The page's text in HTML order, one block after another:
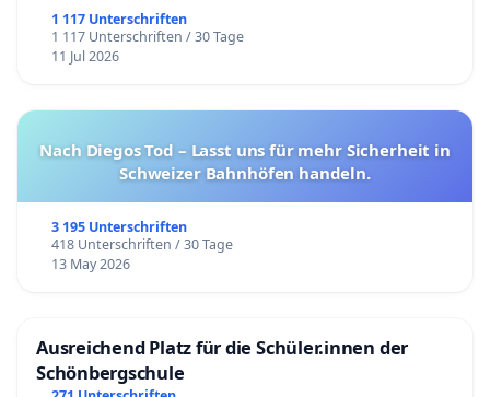
1 117 Unterschriften
1 117 Unterschriften / 30 Tage
11 Jul 2026
Nach Diegos Tod – Lasst uns für mehr Sicherheit in
Schweizer Bahnhöfen handeln.
3 195 Unterschriften
418 Unterschriften / 30 Tage
13 May 2026
Ausreichend Platz für die Schüler.innen der
Schönbergschule